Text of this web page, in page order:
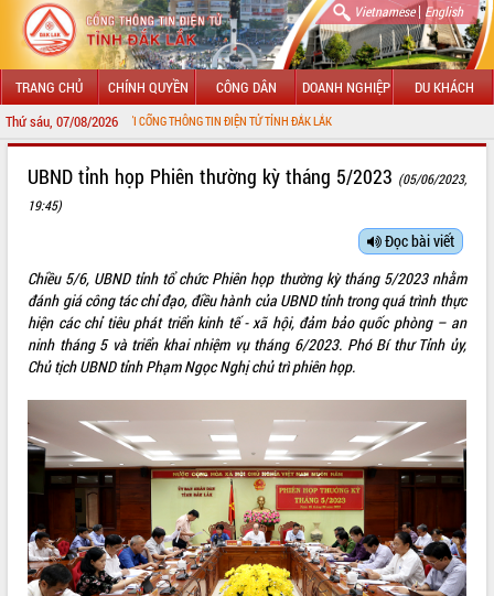
Vietnamese| English
TRANG CHỦ CHÍNH QUYỀN CÔNG DÂN DOANH NGHIỆP DU KHÁCH
Thứ sáu, 07/08/2026
ĐẾN VỚI CỔNG THÔNG TIN ĐIỆN TỬ TỈNH ĐẮK LẮK
LÃNH ĐẠO UBND TỈNH
SỞ, BAN, NGÀNH
UBND CÁC XÃ, PHƯỜNG
HỆ THỐNG VĂN BẢN
VĂN BẢN HĐND TỈNH
ĐIỂM TIN VĂN BẢN
QUY HOẠCH - KẾ HOẠCH
UBND tỉnh họp Phiên thường kỳ tháng 5/2023 (05/06/2023,
19:45)
Đọc bài viết
Chiều 5/6, UBND tỉnh tổ chức Phiên họp thường kỳ tháng 5/2023 nhằm
đánh giá công tác chỉ đạo, điều hành của UBND tỉnh trong quá trình thực
hiện các chỉ tiêu phát triển kinh tế - xã hội, đảm bảo quốc phòng – an
ninh tháng 5 và triển khai nhiệm vụ tháng 6/2023. Phó Bí thư Tỉnh ủy,
Chủ tịch UBND tỉnh Phạm Ngọc Nghị chủ trì phiên họp.